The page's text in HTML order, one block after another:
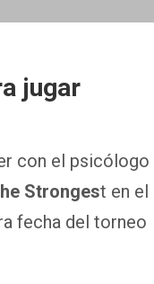
jugar
con el psicólogo
Strongest en el
fecha del torneo